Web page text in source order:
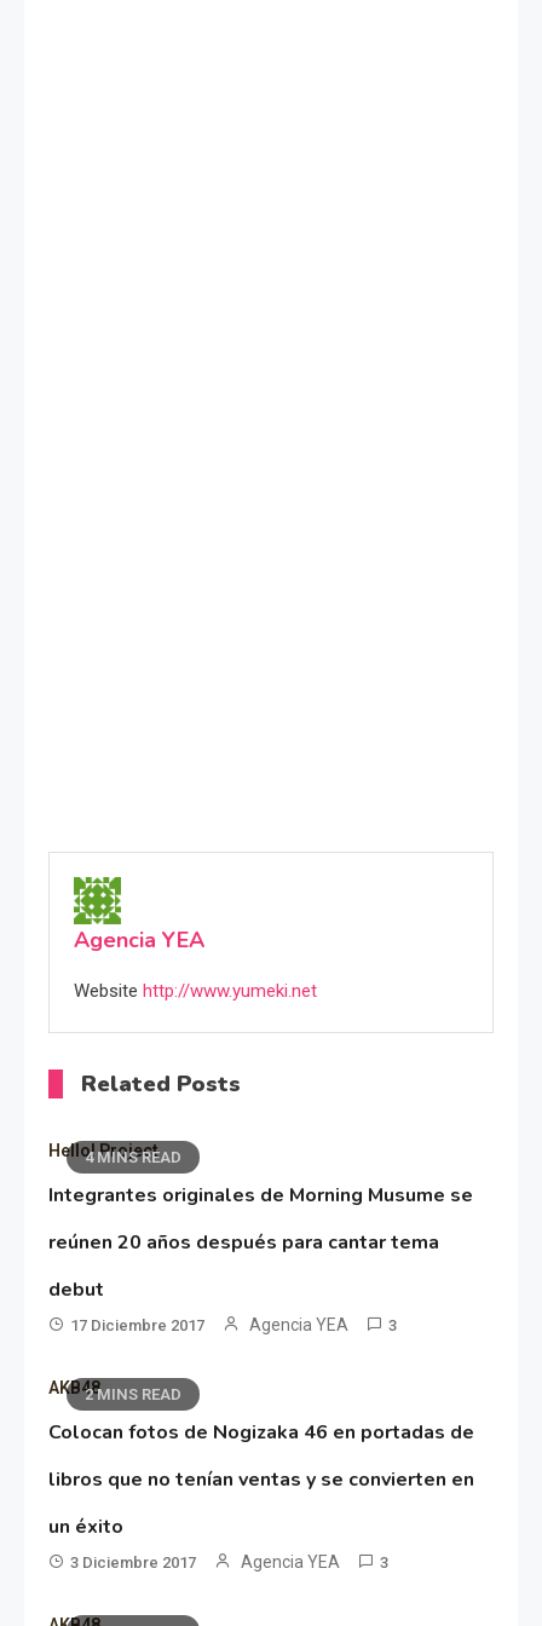
Agencia YEA
Website http://www.yumeki.net
Related Posts
4 MINS READ
Hello! Project
Integrantes originales de Morning Musume se
reúnen 20 años después para cantar tema
debut
17 Diciembre 2017 Agencia YEA 3
2 MINS READ
AKB48
Colocan fotos de Nogizaka 46 en portadas de
libros que no tenían ventas y se convierten en
un éxito
3 Diciembre 2017 Agencia YEA 3